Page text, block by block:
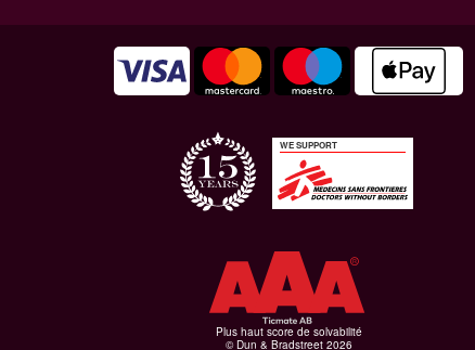
WE SUPPORT
Plus haut score de solvabilité
© Dun & Bradstreet 2026